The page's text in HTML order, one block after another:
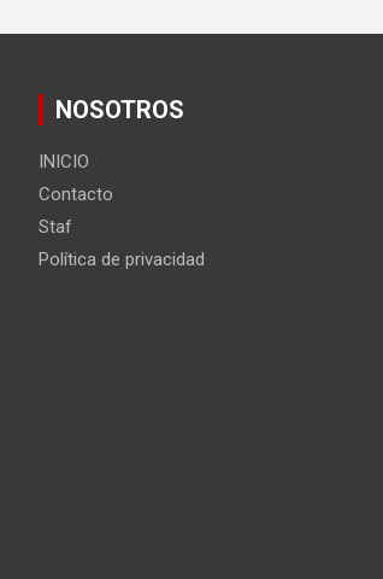
NOSOTROS
INICIO
Contacto
Staf
Política de privacidad